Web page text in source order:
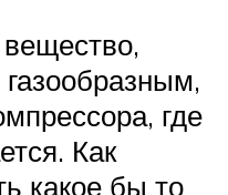
газообразным,
где
Как
какое бы то